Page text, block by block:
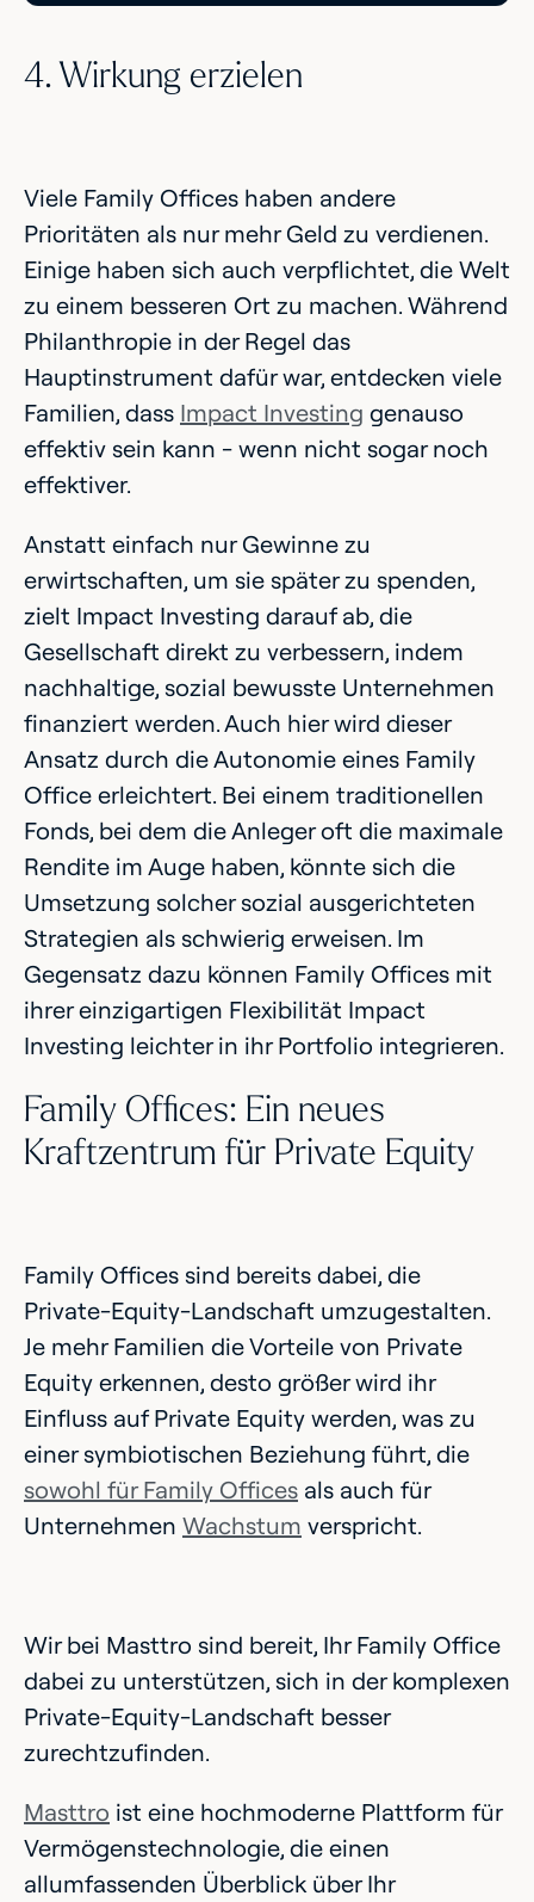
4. Wirkung erzielen
Viele Family Offices haben andere
Prioritäten als nur mehr Geld zu verdienen.
Einige haben sich auch verpflichtet, die Welt
zu einem besseren Ort zu machen. Während
Philanthropie in der Regel das
Hauptinstrument dafür war, entdecken viele
Familien, dass Impact Investing genauso
effektiv sein kann - wenn nicht sogar noch
effektiver.
Anstatt einfach nur Gewinne zu
erwirtschaften, um sie später zu spenden,
zielt Impact Investing darauf ab, die
Gesellschaft direkt zu verbessern, indem
nachhaltige, sozial bewusste Unternehmen
finanziert werden. Auch hier wird dieser
Ansatz durch die Autonomie eines Family
Office erleichtert. Bei einem traditionellen
Fonds, bei dem die Anleger oft die maximale
Rendite im Auge haben, könnte sich die
Umsetzung solcher sozial ausgerichteten
Strategien als schwierig erweisen. Im
Gegensatz dazu können Family Offices mit
ihrer einzigartigen Flexibilität Impact
Investing leichter in ihr Portfolio integrieren.
Family Offices: Ein neues
Kraftzentrum für Private Equity
Family Offices sind bereits dabei, die
Private-Equity-Landschaft umzugestalten.
Je mehr Familien die Vorteile von Private
Equity erkennen, desto größer wird ihr
Einfluss auf Private Equity werden, was zu
einer symbiotischen Beziehung führt, die
sowohl für Family Offices als auch für
Unternehmen Wachstum verspricht.
Wir bei Masttro sind bereit, Ihr Family Office
dabei zu unterstützen, sich in der komplexen
Private-Equity-Landschaft besser
zurechtzufinden.
Masttro ist eine hochmoderne Plattform für
Vermögenstechnologie, die einen
allumfassenden Überblick über Ihr